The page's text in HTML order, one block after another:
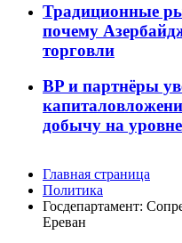
Традиционные
почему
торговли
BP и партнёры
добычу на
Главная страница
Политика
Госдепартамент:
Ереван